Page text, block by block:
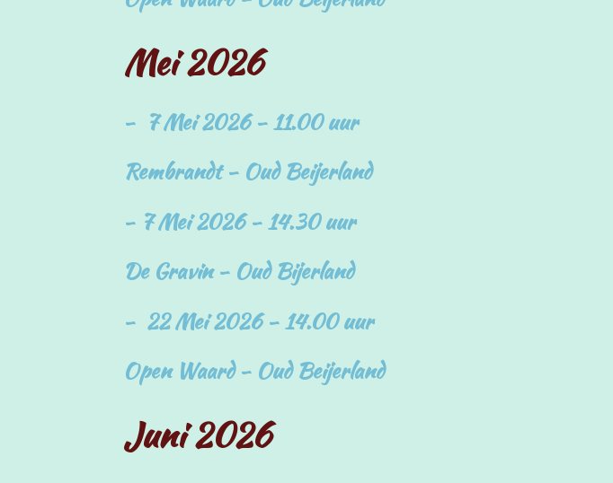
Mei 2026
- 7 Mei 2026 - 11.00 uur
Rembrandt - Oud Beijerland
- 7 Mei2026 - 14.30 uur
De Gravin - Oud Bijerland
- 22 Mei 2026 - 14.00 uur
Open Waard - Oud Beijerland
Juni 2026